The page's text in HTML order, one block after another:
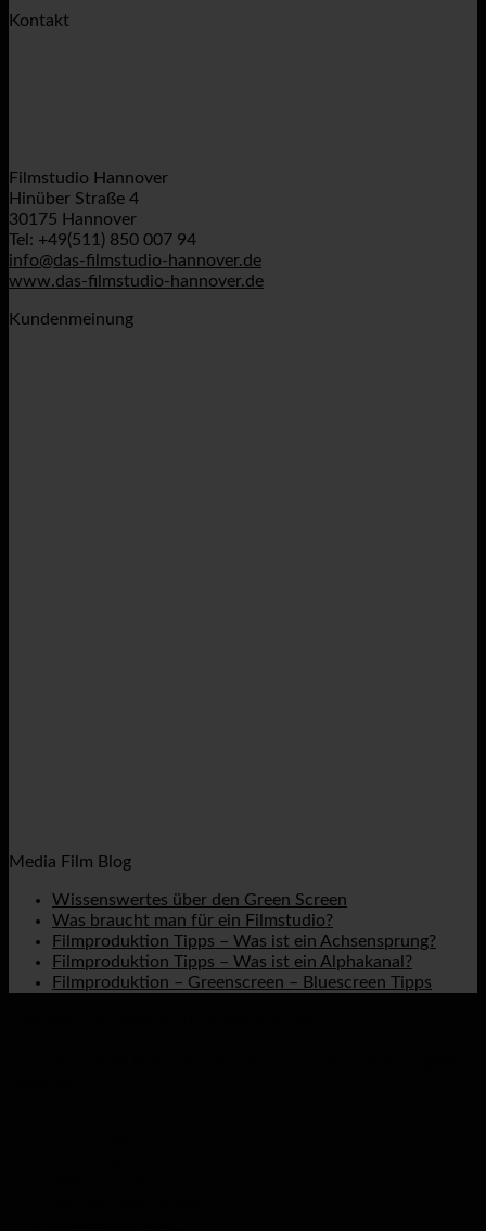
Kontakt
Filmstudio Hannover
Hinüber Straße 4
30175 Hannover
Tel: +49(511) 850 007 94
info@das-filmstudio-hannover.de
www.das-filmstudio-hannover.de
Kundenmeinung
Media Film Blog
Wissenswertes über den Green Screen
Was braucht man für ein Filmstudio?
Filmproduktion Tipps – Was ist ein Achsensprung?
Filmproduktion Tipps – Was ist ein Alphakanal?
Filmproduktion – Greenscreen – Bluescreen Tipps